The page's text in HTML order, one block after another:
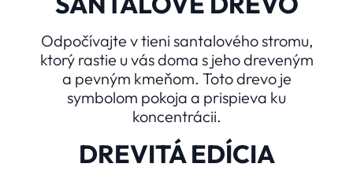
Odpočívajte v tieni santalového stromu,
ktorý rastie u vás doma s jeho dreveným
a pevným kmeňom. Toto drevo je
symbolom pokoja a prispieva ku
koncentrácii.
DREVITÁ EDÍCIA